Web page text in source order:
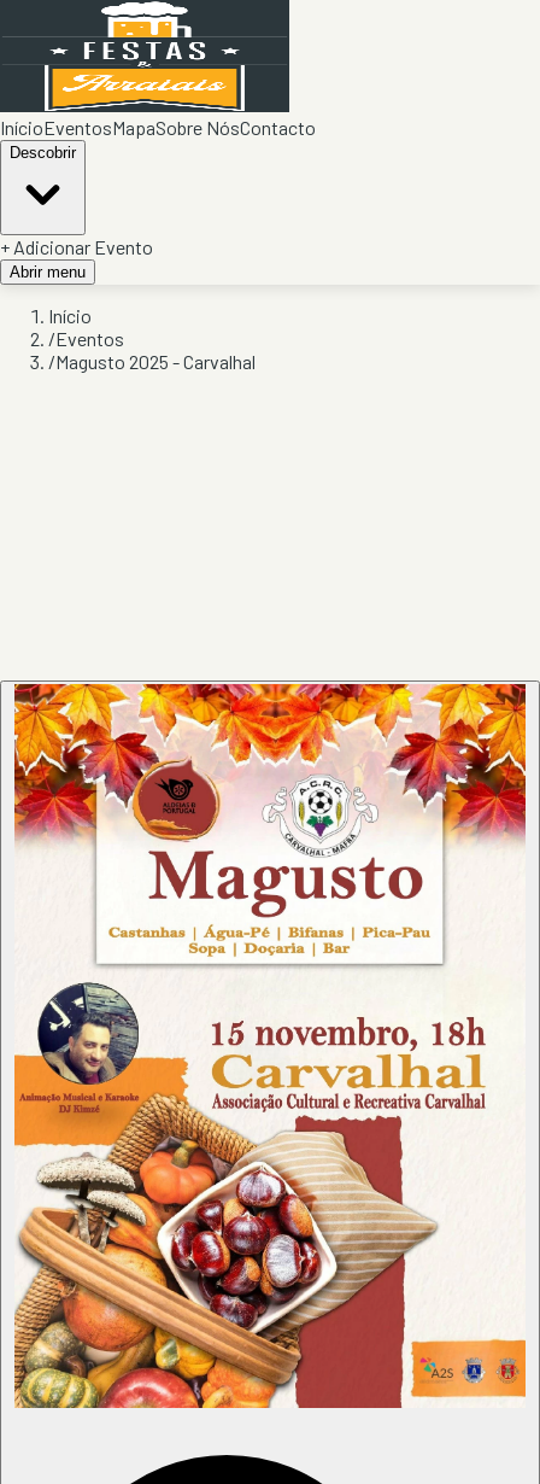
InícioEventosMapaSobre NósContacto
Descobrir
+ Adicionar Evento
Abrir menu
Início
/Eventos
/Magusto 2025 - Carvalhal